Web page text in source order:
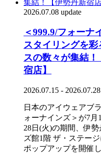
2026.07.08 update
＜999.9/フォーナ
スタイリングを彩
スの数々が集結
宿店】
2026.07.15 - 2026.07.28
日本のアイウェアブ
ォーナインズ＞が7月
28日(火)の期間、伊
ズ館1階 ザ・ステー
ポップアップを開催